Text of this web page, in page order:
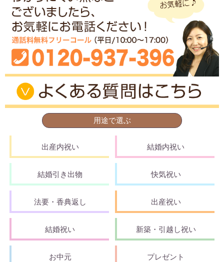
用途で選ぶ
出産内祝い 結婚内祝い
結婚引き出物 快気祝い
法要・香典返し 出産祝い
結婚祝い 新築・引越し祝い
お中元 プレゼント